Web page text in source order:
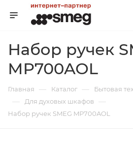
Набор ручек
MP700AOL
Главная — Каталог — Бытовая
— Для духовых шкафов —
Набор ручек SMEG MP700AOL